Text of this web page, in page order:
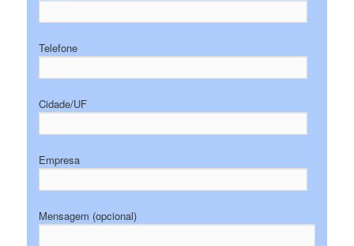
Telefone
Cidade/UF
Empresa
Mensagem (opcional)